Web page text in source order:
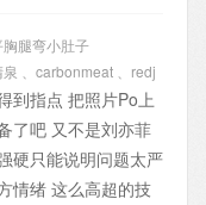
腿弯小肚子
carbonmeat redj
到指点 把照片Po上
了吧 又不是刘亦菲
硬只能说明问题太严
情绪 这么高超的技